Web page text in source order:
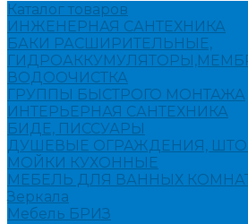
Каталог товаров
ИНЖЕНЕРНАЯ САНТЕХНИКА
БАКИ РАСШИРИТЕЛЬНЫЕ,
ВОДООЧИСТКА
ГРУППЫ БЫСТРОГО МОНТАЖА
ИНТЕРЬЕРНАЯ САНТЕХНИКА
БИДЕ, ПИССУАРЫ
ДУШЕВЫЕ ОГРАЖДЕНИЯ,
МОЙКИ КУХОННЫЕ
МЕБЕЛЬ ДЛЯ ВАННЫХ
Зеркала
Мебель БРИЗ